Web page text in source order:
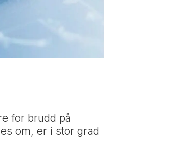
for brudd på
om, er i stor grad